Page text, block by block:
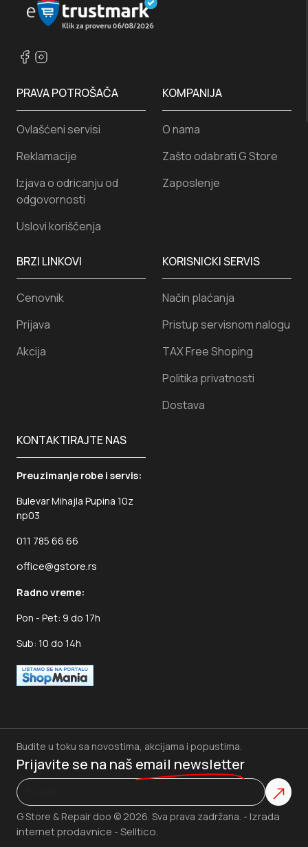
KORISNICKI SERVIS
Način plaćanja
Pristup servisnom nalogu
TAX Free Shoping
Politika privatnosti
Dostava
PRAVA POTROŠAČA
Ovlašćeni servisi
Reklamacije
Izjava o odricanju od
odgovornosti
Uslovi koriščenja
KONTAKTIRAJTE NAS
Preuzimanje robe i servis:
Bulevar Mihajla Pupina 10z
np03
011 785 66 66
office@gstore.rs
Radno vreme:
Pon - Pet: 9 do 17h
Sub: 10 do 14h
KOMPANIJA
O nama
Zašto odabrati G Store
Zaposlenje
BRZI LINKOVI
Cenovnik
Prijava
Akcija
G Store & Repair doo © 2026. Sva prava zadržana. - Izrada
internet prodavnice - Selltico.
Budite u toku sa novostima, akcijama i popustima.
Prijavite se na naš email newsletter